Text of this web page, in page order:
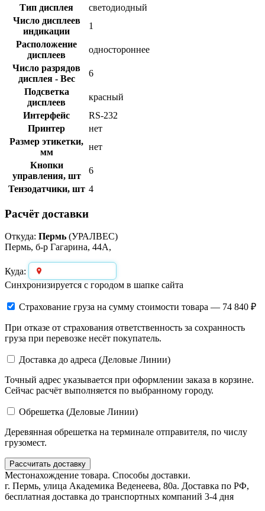
Тип дисплея
светодиодный
Число дисплеев
индикации
1
Расположение
дисплеев
одностороннее
Число разрядов
дисплея - Вес
6
Подсветка
дисплеев
красный
Интерфейс
RS-232
Принтер
нет
Размер этикетки,
мм
нет
Кнопки
управления, шт
6
Тензодатчики, шт 4
Расчёт доставки
Откуда: Пермь (УРАЛВЕС)
Пермь, б-р Гагарина, 44А,
Куда:
Синхронизируется с городом в шапке сайта
Страхование груза на сумму стоимости товара — 74 840 ₽
При отказе от страхования ответственность за сохранность
груза при перевозке несёт покупатель.
Доставка до адреса (Деловые Линии)
Точный адрес указывается при оформлении заказа в корзине.
Сейчас расчёт выполняется по выбранному городу.
Обрешетка (Деловые Линии)
Деревянная обрешетка на терминале отправителя, по числу
грузомест.
Рассчитать доставку
Местонахождение товара. Способы доставки.
г. Пермь, улица Академика Веденеева, 80а. Доставка по РФ,
бесплатная доставка до транспортных компаний 3-4 дня